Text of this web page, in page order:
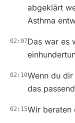
abgeklärt
Asthma
02:07Das war es
02:10Wenn du
das
02:15Wir beraten